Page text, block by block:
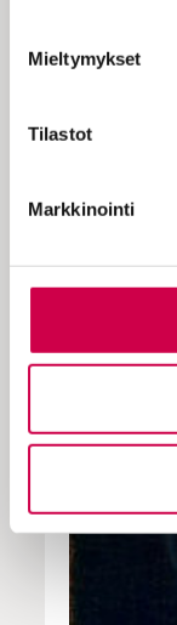
Mieltymykset
Tilastot
Markkinointi